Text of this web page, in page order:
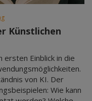
Künstlichen
Einblick in die
von KI. Der
Wie kann